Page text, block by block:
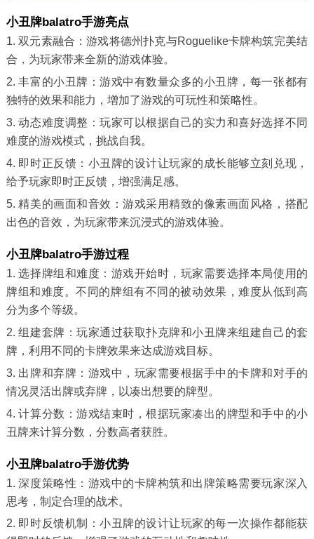
小丑牌balatro手游亮点
1. 双元素融合：游戏将德州扑克与Roguelike卡牌构筑完美结
合，为玩家带来全新的游戏体验。
2. 丰富的小丑牌：游戏中有数量众多的小丑牌，每一张都有
独特的效果和能力，增加了游戏的可玩性和策略性。
3. 动态难度调整：玩家可以根据自己的实力和喜好选择不同
难度的游戏模式，挑战自我。
4. 即时正反馈：小丑牌的设计让玩家的成长能够立刻兑现，
给予玩家即时正反馈，增强满足感。
5. 精美的画面和音效：游戏采用精致的像素画面风格，搭配
出色的音效，为玩家带来沉浸式的游戏体验。
小丑牌balatro手游过程
1. 选择牌组和难度：游戏开始时，玩家需要选择本局使用的
牌组和难度。不同的牌组有不同的被动效果，难度从低到高
分为多个等级。
2. 组建套牌：玩家通过获取扑克牌和小丑牌来组建自己的套
牌，利用不同的卡牌效果来达成游戏目标。
3. 出牌和弃牌：游戏中，玩家需要根据手中的卡牌和对手的
情况灵活出牌或弃牌，以凑出想要的牌型。
4. 计算分数：游戏结束时，根据玩家凑出的牌型和手中的小
丑牌来计算分数，分数高者获胜。
小丑牌balatro手游优势
1. 深度策略性：游戏中的卡牌构筑和出牌策略需要玩家深入
思考，制定合理的战术。
2. 即时反馈机制：小丑牌的设计让玩家的每一次操作都能获